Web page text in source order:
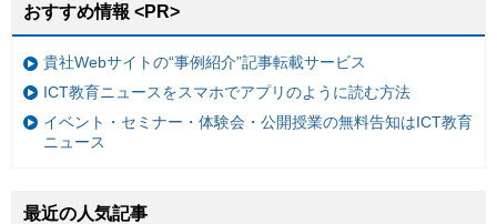
おすすめ情報 <PR>
貴社Webサイトの“事例紹介”記事転載サービス
ICT教育ニュースをスマホでアプリのように読む方法
イベント・セミナー・体験会・公開授業の無料告知はICT教育
ニュース
最近の人気記事